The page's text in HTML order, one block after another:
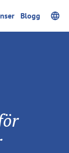
Blogg